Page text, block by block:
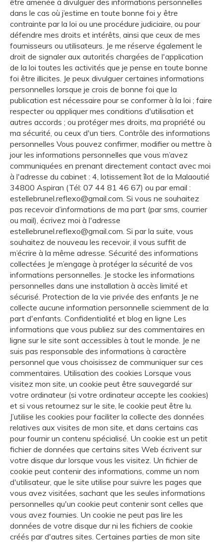
être amenée à divulguer des informations personnelles
dans le cas où j’estime en toute bonne foi y être
contrainte par la loi ou une procédure judiciaire, ou pour
défendre mes droits et intérêts, ainsi que ceux de mes
fournisseurs ou utilisateurs. Je me réserve également le
droit de signaler aux autorités chargées de l'application
de la loi toutes les activités que je pense en toute bonne
foi être illicites. Je peux divulguer certaines informations
personnelles lorsque je crois de bonne foi que la
publication est nécessaire pour se conformer à la loi ; faire
respecter ou appliquer mes conditions d'utilisation et
autres accords ; ou protéger mes droits, ma propriété ou
ma sécurité, ou ceux d'un tiers. Contrôle des informations
personnelles Vous pouvez confirmer, modifier ou mettre à
jour les informations personnelles que vous m’avez
communiquées en prenant directement contact avec moi
à l'adresse du cabinet : 4, lotissement îlot de la Malaoutié
34800 Aspiran (Tél: 07 44 81 46 67) ou par email :
estellebrunel.reflexo@gmail.com. Si vous ne souhaitez
pas recevoir d’informations de ma part (par sms, courrier
ou mail), écrivez moi à l'adresse
estellebrunel.reflexo@gmail.com. Si par la suite, vous
souhaitez de nouveau les recevoir, il vous suffit de
m’écrire à la même adresse. Sécurité des informations
collectées Je m’engage à protéger la sécurité de vos
informations personnelles. Je stocke les informations
personnelles dans une installation à accès limité et
sécurisé. Protection de la vie privée des enfants Je ne
collecte aucune information personnelle sciemment de la
part d'enfants. Confidentialité et blog en ligne Les
informations que vous publiez sur des commentaires en
ligne sur le site sont accessibles à tout le monde. Je ne
suis pas responsable des informations à caractère
personnel que vous choisissez de communiquer sur ces
commentaires. Utilisation des cookies Lorsque vous
visitez mon site, un cookie peut être sauvegardé sur
votre ordinateur (si votre ordinateur accepte les cookies)
et si vous retournez sur le site, le cookie peut être lu.
J’utilise les cookies pour faciliter la collecte des données
relatives aux visites de mon site, et dans certains cas
pour fournir un contenu spécialisé. Un cookie est un petit
fichier de données que certains sites Web écrivent sur
votre disque dur lorsque vous les visitez. Un fichier de
cookie peut contenir des informations, comme un nom
d'utilisateur, que le site utilise pour suivre les pages que
vous avez visitées, sachant que les seules informations
personnelles qu'un cookie peut contenir sont celles que
vous avez fournies. Un cookie ne peut pas lire les
données de votre disque dur ni les fichiers de cookie
créés par d'autres sites. Certaines parties de mon site